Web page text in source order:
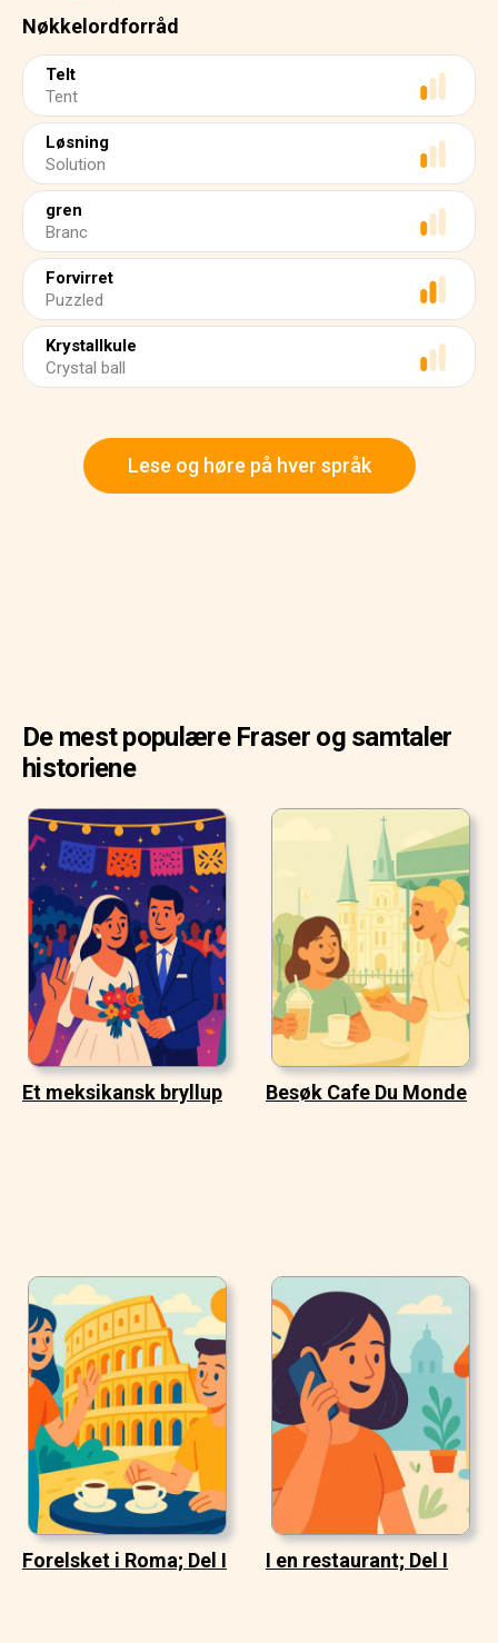
Nøkkelordforråd
Telt
Tent
Løsning
Solution
gren
Branc
Forvirret
Puzzled
Krystallkule
Crystal ball
Lese og høre på hver språk
De mest populære Fraser og samtaler
historiene
Et meksikansk bryllup Besøk Cafe Du Monde
Forelsket i Roma; Del I I en restaurant; Del I